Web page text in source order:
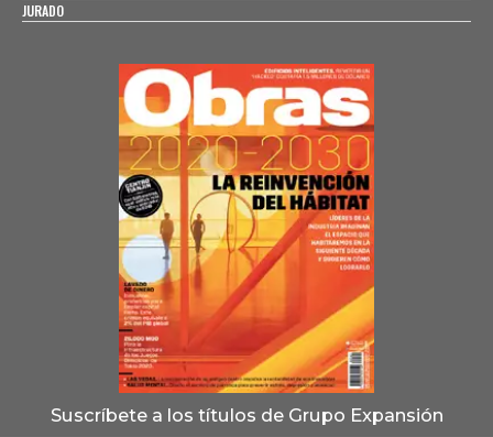
JURADO
Suscríbete a los títulos de Grupo Expansión